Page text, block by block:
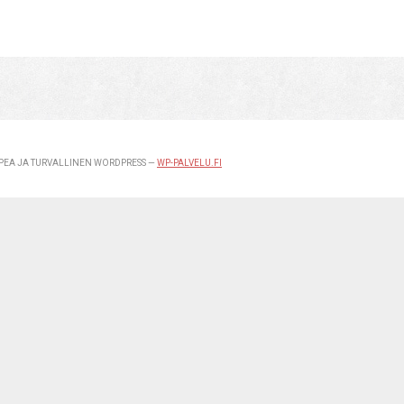
JA TURVALLINEN WORDPRESS — WP-PALVELU.FI